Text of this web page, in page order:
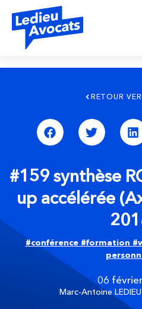
RETOUR
#159 synthèse
up accélérée
06
Marc-Antoine
#conférence #formation